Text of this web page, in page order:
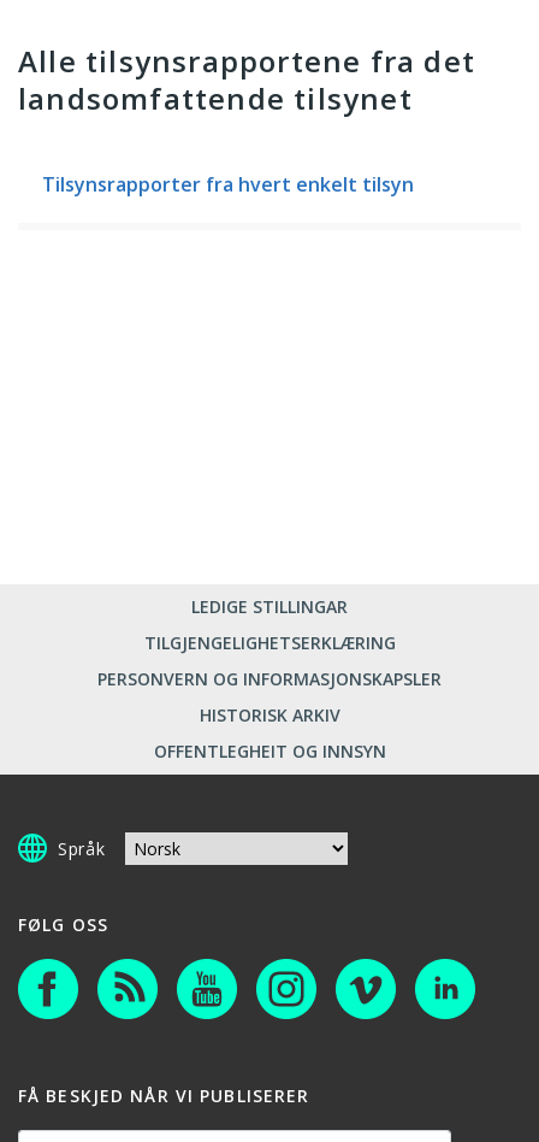
Alle tilsynsrapportene fra det
landsomfattende tilsynet
Tilsynsrapporter fra hvert enkelt tilsyn
LEDIGE STILLINGAR
TILGJENGELIGHETSERKLÆRING
PERSONVERN OG INFORMASJONSKAPSLER
HISTORISK ARKIV
OFFENTLEGHEIT OG INNSYN
Språk
FØLG OSS
FÅ BESKJED NÅR VI PUBLISERER